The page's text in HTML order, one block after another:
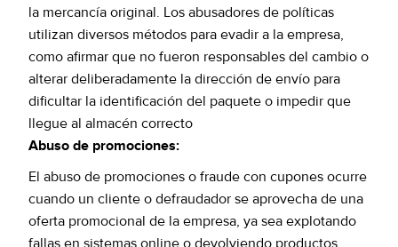
la mercancía original. Los abusadores de políticas
utilizan diversos métodos para evadir a la empresa,
como afirmar que no fueron responsables del cambio o
alterar deliberadamente la dirección de envío para
dificultar la identificación del paquete o impedir que
llegue al almacén correcto
Abuso de promociones:
El abuso de promociones o fraude con cupones ocurre
cuando un cliente o defraudador se aprovecha de una
oferta promocional de la empresa, ya sea explotando
fallas en sistemas online o devolviendo productos